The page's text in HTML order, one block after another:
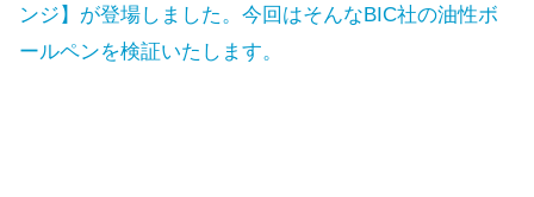
ンジ】が登場しました。今回はそんなBIC社の油性ボ
ールペンを検証いたします。